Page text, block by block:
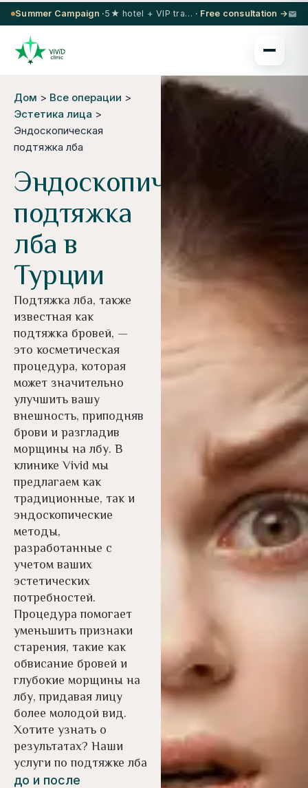
Summer Campaign · 5★ hotel + VIP transfer on select procedures · Free consultation →
Дом > Все операции >
Эстетика лица >
Эндоскопическая
подтяжка лба
Эндоскопическая
подтяжка
лба в
Турции
Подтяжка лба, также
известная как
подтяжка бровей, —
это косметическая
процедура, которая
может значительно
улучшить вашу
внешность, приподняв
брови и разгладив
морщины на лбу. В
клинике Vivid мы
предлагаем как
традиционные, так и
эндоскопические
методы,
разработанные с
учетом ваших
эстетических
потребностей.
Процедура помогает
уменьшить признаки
старения, такие как
обвисание бровей и
глубокие морщины на
лбу, придавая лицу
более молодой вид.
Хотите узнать о
результатах? Наши
услуги по подтяжке лба
до и после